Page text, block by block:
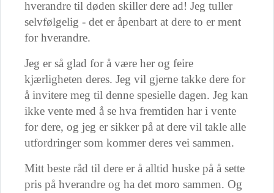
hverandre til døden skiller dere ad! Jeg tuller
selvfølgelig - det er åpenbart at dere to er ment
for hverandre.
Jeg er så glad for å være her og feire
kjærligheten deres. Jeg vil gjerne takke dere for
å invitere meg til denne spesielle dagen. Jeg kan
ikke vente med å se hva fremtiden har i vente
for dere, og jeg er sikker på at dere vil takle alle
utfordringer som kommer deres vei sammen.
Mitt beste råd til dere er å alltid huske på å sette
pris på hverandre og ha det moro sammen. Og